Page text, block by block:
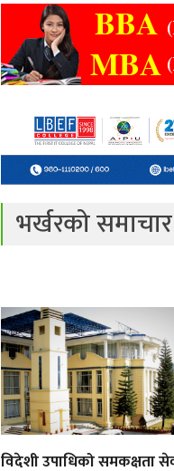
भर्खरको समाचार
विदेशी उपाधिको समकक्षता